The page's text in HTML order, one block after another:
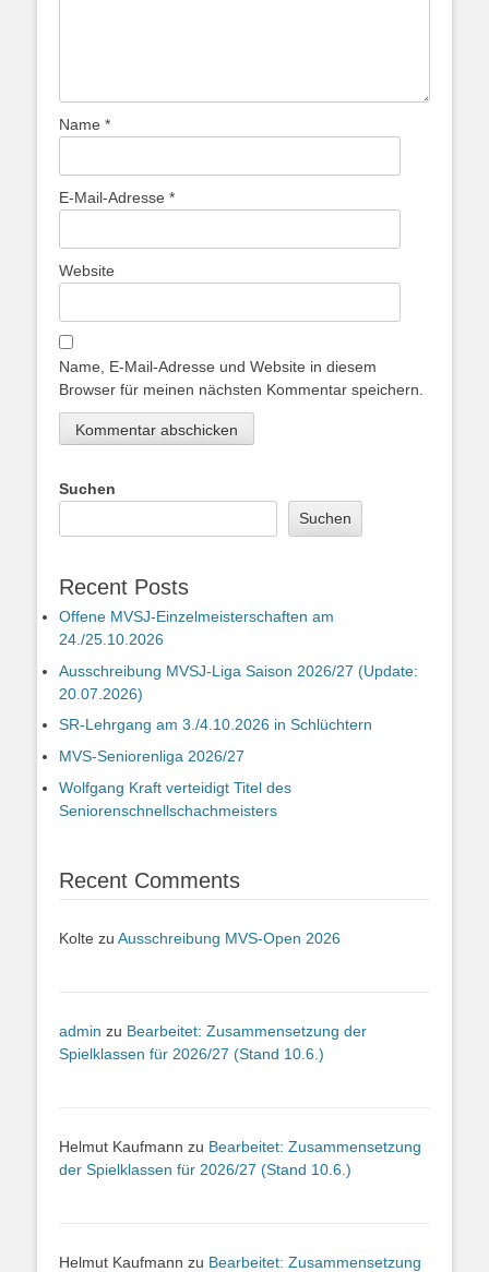
Name *
E-Mail-Adresse *
Website
Name, E-Mail-Adresse und Website in diesem
Browser für meinen nächsten Kommentar speichern.
Suchen
Suchen
Recent Posts
Offene MVSJ-Einzelmeisterschaften am
24./25.10.2026
Ausschreibung MVSJ-Liga Saison 2026/27 (Update:
20.07.2026)
SR-Lehrgang am 3./4.10.2026 in Schlüchtern
MVS-Seniorenliga 2026/27
Wolfgang Kraft verteidigt Titel des
Seniorenschnellschachmeisters
Recent Comments
Kolte zu Ausschreibung MVS-Open 2026
admin zu Bearbeitet: Zusammensetzung der
Spielklassen für 2026/27 (Stand 10.6.)
Helmut Kaufmann zu Bearbeitet: Zusammensetzung
der Spielklassen für 2026/27 (Stand 10.6.)
Helmut Kaufmann zu Bearbeitet: Zusammensetzung